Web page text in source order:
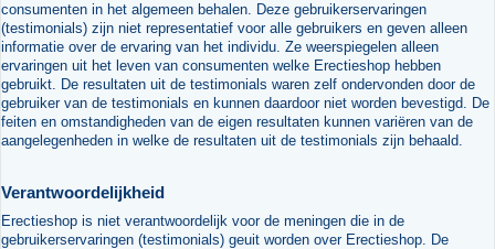
consumenten in het algemeen behalen. Deze gebruikerservaringen
(testimonials) zijn niet representatief voor alle gebruikers en geven alleen
informatie over de ervaring van het individu. Ze weerspiegelen alleen
ervaringen uit het leven van consumenten welke Erectieshop hebben
gebruikt. De resultaten uit de testimonials waren zelf ondervonden door de
gebruiker van de testimonials en kunnen daardoor niet worden bevestigd. De
feiten en omstandigheden van de eigen resultaten kunnen variëren van de
aangelegenheden in welke de resultaten uit de testimonials zijn behaald.
Verantwoordelijkheid
Erectieshop is niet verantwoordelijk voor de meningen die in de
gebruikerservaringen (testimonials) geuit worden over Erectieshop. De